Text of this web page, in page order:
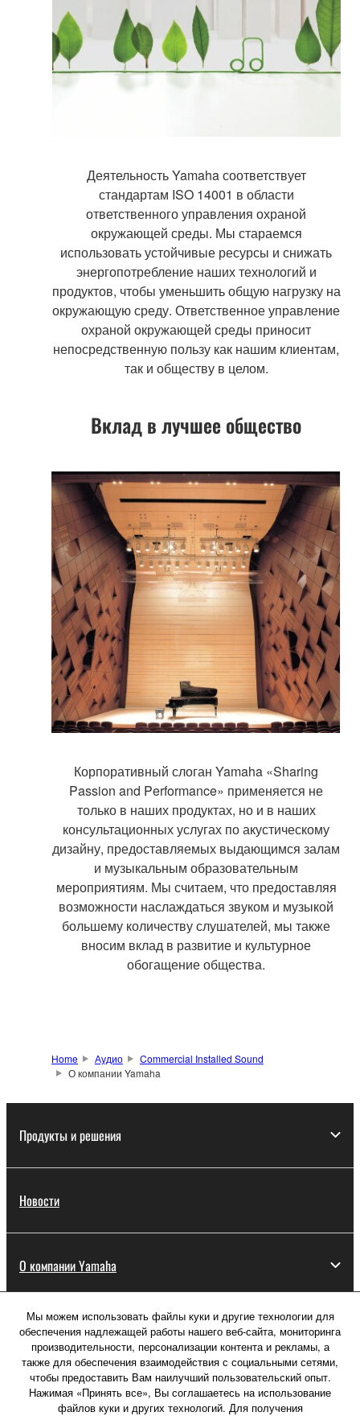
Деятельность Yamaha соответствует
стандартам ISO 14001 в области
ответственного управления охраной
окружающей среды. Мы стараемся
использовать устойчивые ресурсы и снижать
энергопотребление наших технологий и
продуктов, чтобы уменьшить общую нагрузку на
окружающую среду. Ответственное управление
охраной окружающей среды приносит
непосредственную пользу как нашим клиентам,
так и обществу в целом.
Вклад в лучшее общество
Корпоративный слоган Yamaha «Sharing
Passion and Performance» применяется не
только в наших продуктах, но и в наших
консультационных услугах по акустическому
дизайну, предоставляемых выдающимся залам
и музыкальным образовательным
мероприятиям. Мы считаем, что предоставляя
возможности наслаждаться звуком и музыкой
большему количеству слушателей, мы также
вносим вклад в развитие и культурное
обогащение общества.
Home Аудио
Commercial Installed Sound
О компании Yamaha
Продукты и решения
Новости
О компании Yamaha
Россия - Русский
Потребитель
Мы можем использовать файлы куки и другие технологии для
обеспечения надлежащей работы нашего веб-сайта, мониторинга
производительности, персонализации контента и рекламы, а
также для обеспечения взаимодействия с социальными сетями,
чтобы предоставить Вам наилучший пользовательский опыт.
Нажимая «Принять все», Вы соглашаетесь на использование
файлов куки и других технологий. Для получения